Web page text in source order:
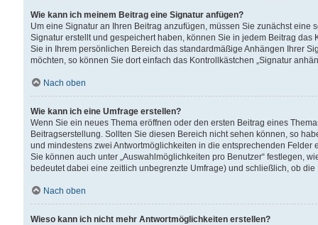
Wie kann ich meinem Beitrag eine Signatur anfügen?
Um eine Signatur an Ihren Beitrag anzufügen, müssen Sie zunächst
Signatur erstellt und gespeichert haben, können Sie in jedem Beitrag
Sie in Ihrem persönlichen Bereich das standardmäßige Anhängen Ihrer
möchten, so können Sie dort einfach das Kontrollkästchen „Signatur
Nach oben
Wie kann ich eine Umfrage erstellen?
Wenn Sie ein neues Thema eröffnen oder den ersten Beitrag eines
Beitragserstellung. Sollten Sie diesen Bereich nicht sehen können, so
und mindestens zwei Antwortmöglichkeiten in die entsprechenden
Sie können auch unter „Auswahlmöglichkeiten pro Benutzer“ festlegen,
bedeutet dabei eine zeitlich unbegrenzte Umfrage) und schließlich, ob
Nach oben
Wieso kann ich nicht mehr Antwortmöglichkeiten erstellen?